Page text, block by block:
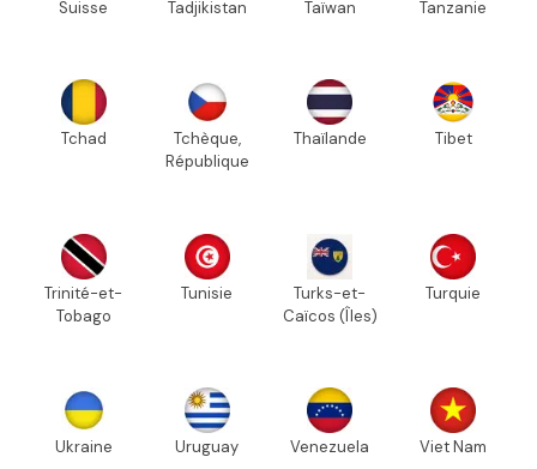
Suisse Tadjikistan Taïwan Tanzanie
Tchad
Tchèque,
République
Thaïlande Tibet
Trinité-et-
Tobago
Tunisie
Turks-et-
Caïcos (Îles)
Turquie
Ukraine Uruguay Venezuela Viet Nam